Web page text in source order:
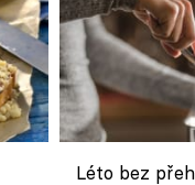
Léto bez